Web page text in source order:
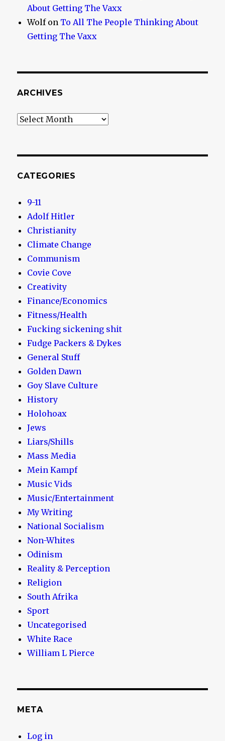
About Getting The Vaxx
Wolfon To All The People Thinking About
Getting The Vaxx
ARCHIVES
Archives
CATEGORIES
9-11
Adolf Hitler
Christianity
Climate Change
Communism
Covie Cove
Creativity
Finance/Economics
Fitness/Health
Fucking sickening shit
Fudge Packers & Dykes
General Stuff
Golden Dawn
Goy Slave Culture
History
Holohoax
Jews
Liars/Shills
Mass Media
Mein Kampf
Music Vids
Music/Entertainment
My Writing
National Socialism
Non-Whites
Odinism
Reality & Perception
Religion
South Afrika
Sport
Uncategorised
White Race
William L Pierce
META
Log in